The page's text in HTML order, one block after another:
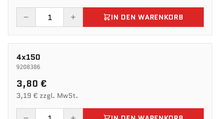
IN DEN WARENKORB
4x150
9208386
3,80 €
3,19 € zzgl. MwSt.